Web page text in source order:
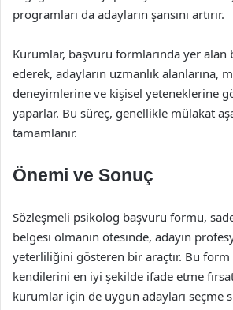
programları da adayların şansını artırır.
Kurumlar, başvuru formlarında yer alan
ederek, adayların uzmanlık alanlarına,
deneyimlerine ve kişisel yeteneklerine
yaparlar. Bu süreç, genellikle mülakat
tamamlanır.
Önemi ve Sonuç
Sözleşmeli psikolog başvuru formu,
belgesi olmanın ötesinde, adayın
yeterliliğini gösteren bir araçtır. Bu form
kendilerini en iyi şekilde ifade etme
kurumlar için de uygun adayları seçme